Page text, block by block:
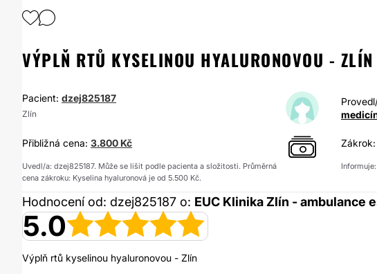
VÝPLŇ RTŮ KYSELINOU HYALURONOVOU - ZLÍN
Pacient: dzej825187
Zlín
Přibližná cena: 3.800 Kč
Uvedl/a: dzej825187. Může se lišit podle pacienta a složitosti. Průměrná
cena zákroku: Kyselina hyaluronová je od 5.500 Kč.
Zákrok:
Hodnocení od: dzej825187 o: EUC Klinika Zlín - ambulance
5.0
Výplň rtů kyselinou hyaluronovou - Zlín